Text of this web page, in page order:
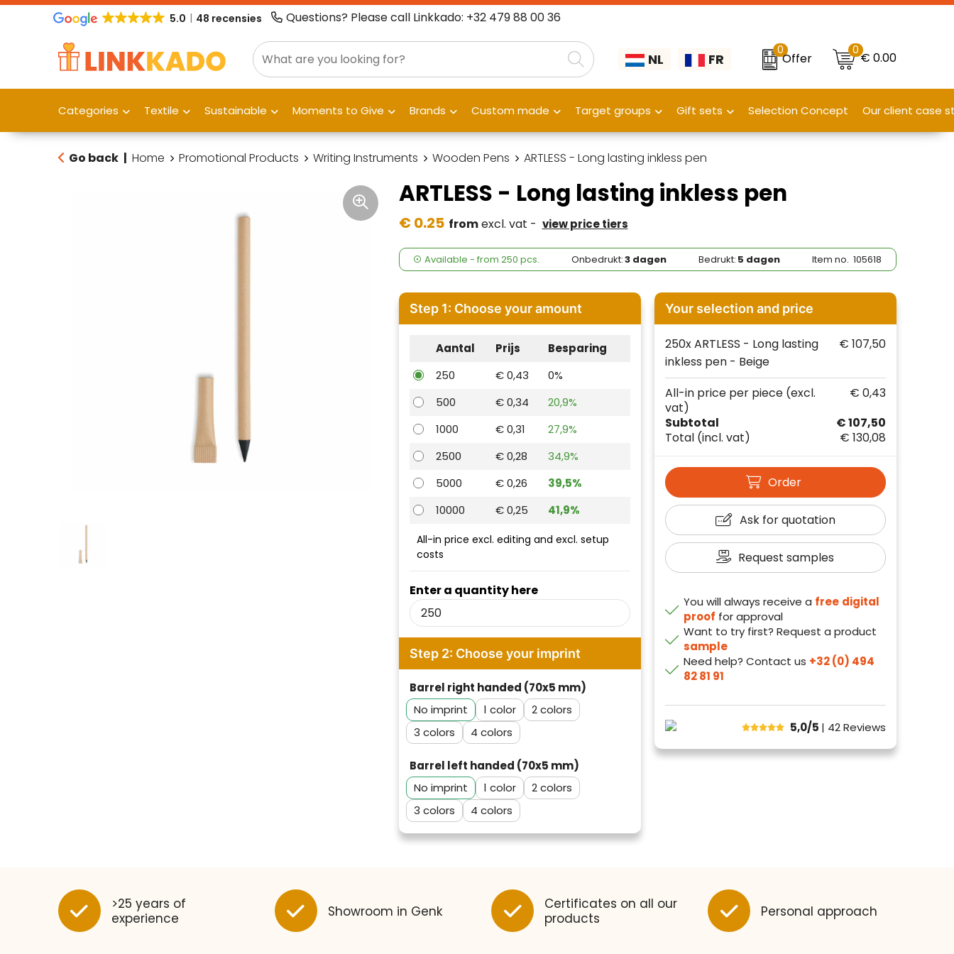
5.0 48 recensies Questions? Please call Linkkado: +32 479 88 00 36
NL FR
0
Offer
0€ 0.00
Categories Textile Sustainable Moments to Give Brands Custom made Target groups Gift sets Selection Concept Our client case
Go back | Home Promotional Products Writing Instruments Wooden Pens ARTLESS - Long lasting inkless pen
ARTLESS - Long lasting inkless pen
€ 0.25 fromexcl. vat - view price tiers
Available - from 250 pcs. Onbedrukt:3 dagen Bedrukt: 5 dagen Item no. 105618
Step 1: Choose your amount
Aantal Prijs
Besparing
250
€ 0,43
0%
500
€ 0,34
20,9%
1000
€ 0,31
27,9%
2500
€ 0,28
34,9%
5000
€ 0,26
39,5%
10000
€ 0,25 41,9%
Enter a quantity here
All-in price excl. editing and excl. setup
costs
Step 2: Choose your imprint
Barrel right handed (70x5 mm)
No imprint
1
2
3
4
Barrel left handed (70x5 mm)
No imprint
1
2
3
4
Your selection and price
250x ARTLESS - Long lasting
inkless pen - Beige
€ 107,50
Subtotal
€ 107,50
Total (incl. vat) € 130,08
All-in price per piece (excl.
vat)
€ 0,43
Order
Ask for quotation
Request samples
You will always receive a free digital
proof for approval
Want to try first? Request a product
sample
Need help? Contact us +32 (0) 494
82 81 91
5,0/5 | 42Reviews
>25 years of
experience
Showroom in Genk
Certificates on all our
products
Personal approach
Klantenbeoordelingen laten zien
Trustindex werkt samen met 137
beoordelingsplatforms om
websitebezoekers toegang te
Trustindex meet voortdurend de